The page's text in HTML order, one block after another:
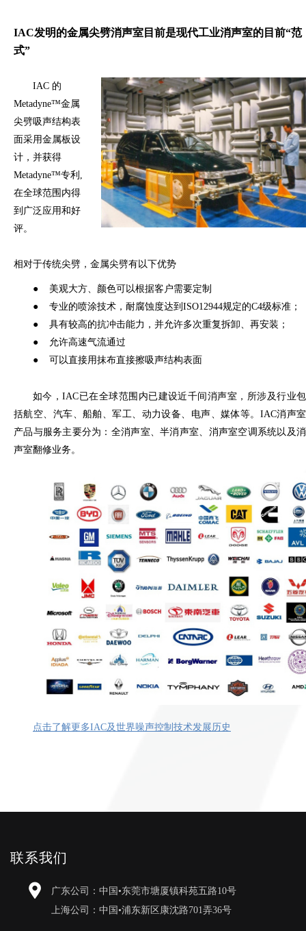
IAC发明的金属尖劈消声室目前是现代工业消声室的目前“范
式”
IAC 的
Metadyne™金属
尖劈吸声结构表
面采用金属板设
计，并获得
Metadyne™专利,
在全球范围内得
到广泛应用和好
评。
相对于传统尖劈，金属尖劈有以下优势
● 美观大方、颜色可以根据客户需要定制
● 专业的喷涂技术，耐腐蚀度达到ISO12944规定的C4级标准；
● 具有较高的抗冲击能力，并允许多次重复拆卸、再安装；
● 允许高速气流通过
● 可以直接用抹布直接擦吸声结构表面
如今，IAC已在全球范围内已建设近千间消声室，所涉及行业包
括航空、汽车、船舶、军工、动力设备、电声、媒体等。IAC消声室
产品与服务主要分为：全消声室、半消声室、消声室空调系统以及消
声室翻修业务。
点击了解更多IAC及世界噪声控制技术发展历史
联系我们
广东公司：中国•东莞市塘厦镇科苑五路10号
上海公司：中国•浦东新区康沈路701弄36号